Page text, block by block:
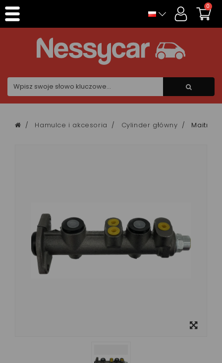
0
Hamulce i akcesoria Cylinder główny Maitre
Panel zarządzania plikami cookies